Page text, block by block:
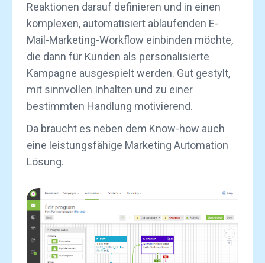
Reaktionen darauf definieren und in einen
komplexen, automatisiert ablaufenden E-
Mail-Marketing-Workflow einbinden möchte,
die dann für Kunden als personalisierte
Kampagne ausgespielt werden. Gut gestylt,
mit sinnvollen Inhalten und zu einer
bestimmten Handlung motivierend.
Da braucht es neben dem Know-how auch
eine leistungsfähige Marketing Automation
Lösung.